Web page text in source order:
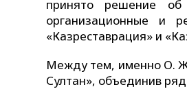
принято решение
организационные и
«Казреставрация» и
Между тем, именно О.
Султан», объединив